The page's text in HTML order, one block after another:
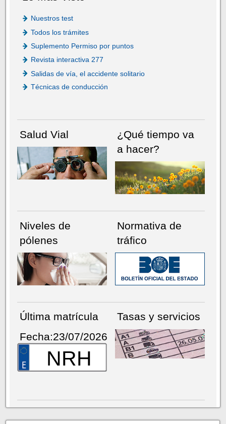
Nuestros test
Todos los trámites
Suplemento Permiso por puntos
Revista interactiva 277
Salidas de vía, el accidente solitario
Técnicas de conducción
Salud Vial
¿Qué tiempo va
a hacer?
Niveles de
pólenes
Normativa de
tráfico
Última matrícula
Fecha:23/07/2026
NRH
Tasas y servicios